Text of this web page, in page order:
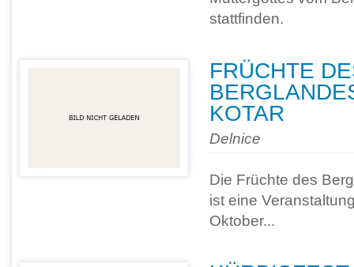
stattfinden.
FRÜCHTE
KOTAR
Delnice
Die Früchte des
ist eine
Oktober...